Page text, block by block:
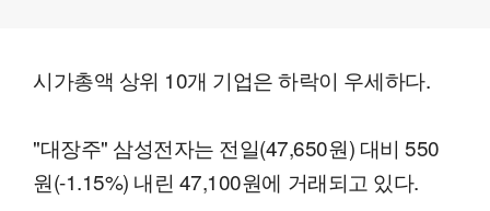
시가총액 상위 10개 기업은 하락이 우세하다.
"대장주" 삼성전자는 전일(47,650원) 대비 550
원(-1.15%) 내린 47,100원에 거래되고 있다.